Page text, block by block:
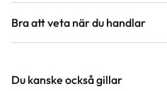
Bra att veta när du handlar
Vi försöker alltid ange
Du kanske också gillar